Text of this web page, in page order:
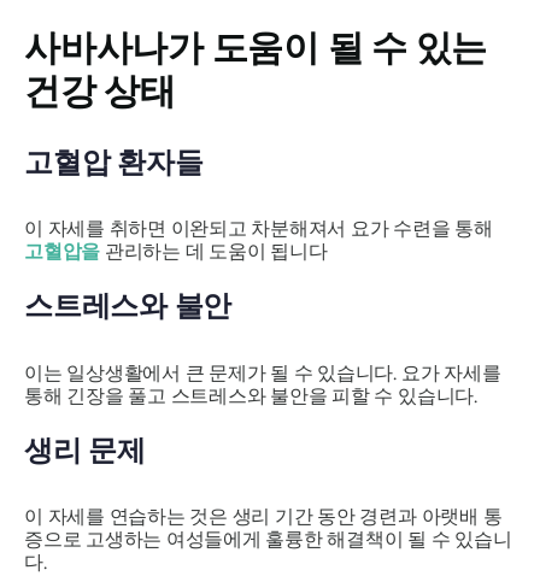
사바사나가도움이 될 수 있는
건강 상태
고혈압 환자들
이 자세를 취하면 이완되고 차분해져서 요가 수련을 통해
고혈압을 관리하는 데 도움이 됩니다
스트레스와 불안
이는 일상생활에서 큰 문제가 될 수 있습니다. 요가 자세를
통해 긴장을 풀고 스트레스와 불안을 피할 수 있습니다.
생리 문제
이 자세를 연습하는 것은 생리 기간 동안 경련과 아랫배 통
증으로 고생하는 여성들에게 훌륭한 해결책이 될 수 있습니
다.